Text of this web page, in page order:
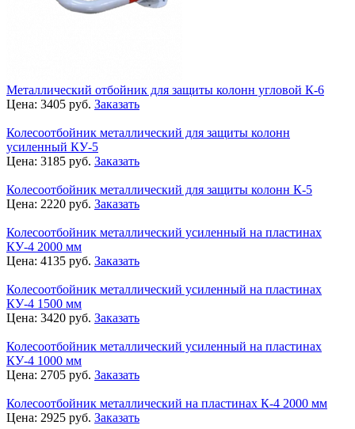
Металлический отбойник для защиты колонн угловой К-6
Цена: 3405 руб. Заказать
Колесоотбойник металлический для защиты колонн
усиленный КУ-5
Цена: 3185 руб. Заказать
Колесоотбойник металлический для защиты колонн К-5
Цена: 2220 руб. Заказать
Колесоотбойник металлический усиленный на пластинах
КУ-4 2000 мм
Цена: 4135 руб. Заказать
Колесоотбойник металлический усиленный на пластинах
КУ-4 1500 мм
Цена: 3420 руб. Заказать
Колесоотбойник металлический усиленный на пластинах
КУ-4 1000 мм
Цена: 2705 руб. Заказать
Колесоотбойник металлический на пластинах К-4 2000 мм
Цена: 2925 руб. Заказать